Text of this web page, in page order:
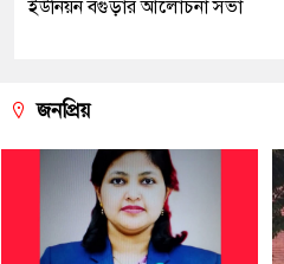
ইউনিয়ন বগুড়ার আলোচনা সভা
জনপ্রিয়